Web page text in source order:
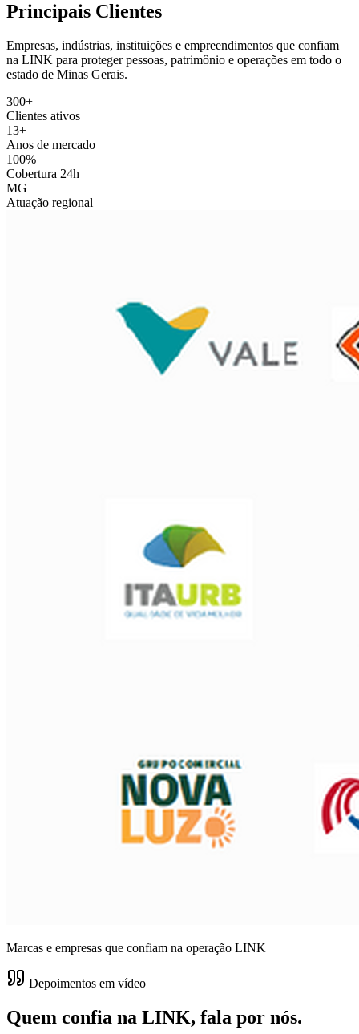
Principais Clientes
Empresas, indústrias, instituições e empreendimentos que confiam
na LINK para proteger pessoas, patrimônio e operações em todo o
estado de Minas Gerais.
300+
Clientes ativos
13+
Anos de mercado
100%
Cobertura 24h
MG
Atuação regional
Marcas e empresas que confiam na operação LINK
Depoimentos em vídeo
Quem confia na LINK, fala por nós.